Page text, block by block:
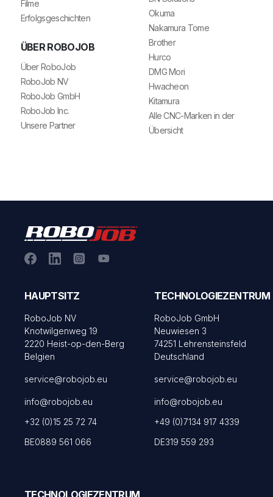
Filme
Erfolgsgeschichten
ÜBER ROBOJOB
Über RoboJob
RoboJob NV
RoboJob GmbH
RoboJob Inc.
Unsere Partner
Okuma
Nakamura Tome
Brother
Hurco
DMG Mori
Hwacheon
Kitamura
Alle CNC-Marken in der
Übersicht
HAUPTSITZ
RoboJob NV
Knotwilgenweg 19
2220 Heist-op-den-Berg
Belgien
service@robojob.eu
info@robojob.eu
+32 (0)15 25 72 74
BE0889 561 066
TECHNOLOGIEZENTRUM
RoboJob GmbH
Neuwiesen 3
74251 Lehrensteinsfeld
Deutschland
service@robojob.eu
info@robojob.eu
+49 (0)7134 917 4339
DE319 559 293
TECHNOLOGIEZENTRUM